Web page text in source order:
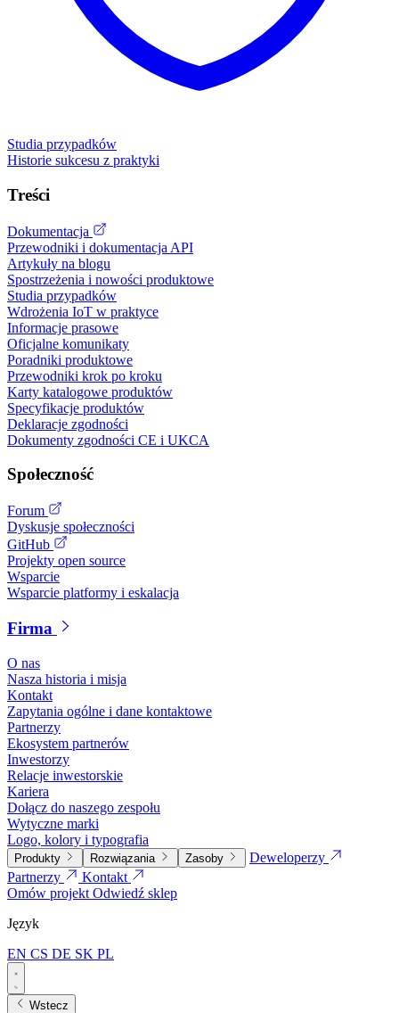
Studia przypadków
Historie sukcesu z praktyki
Treści
Dokumentacja
Przewodniki i dokumentacja API
Artykuły na blogu
Spostrzeżenia i nowości produktowe
Studia przypadków
Wdrożenia IoT w praktyce
Informacje prasowe
Oficjalne komunikaty
Poradniki produktowe
Przewodniki krok po kroku
Karty katalogowe produktów
Specyfikacje produktów
Deklaracje zgodności
Dokumenty zgodności CE i UKCA
Społeczność
Forum
Dyskusje społeczności
GitHub
Projekty open source
Wsparcie
Wsparcie platformy i eskalacja
Firma
O nas
Nasza historia i misja
Kontakt
Zapytania ogólne i dane kontaktowe
Partnerzy
Ekosystem partnerów
Inwestorzy
Relacje inwestorskie
Kariera
Dołącz do naszego zespołu
Wytyczne marki
Logo, kolory i typografia
Produkty Rozwiązania Zasoby
Deweloperzy
Partnerzy
Kontakt
Omów projektOdwiedź sklep
Język
EN CS DE SK PL
Wstecz